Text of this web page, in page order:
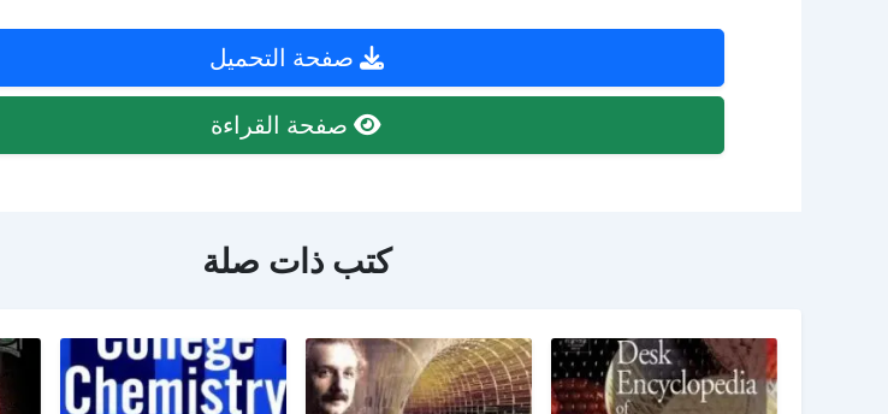
صفحة التحميل
صفحة القراءة
كتب ذات صلة